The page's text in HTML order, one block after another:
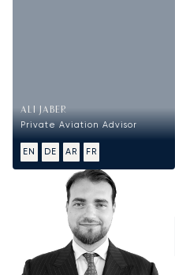
ALI JABER
Private Aviation Advisor
EN DE AR FR
RUFEN